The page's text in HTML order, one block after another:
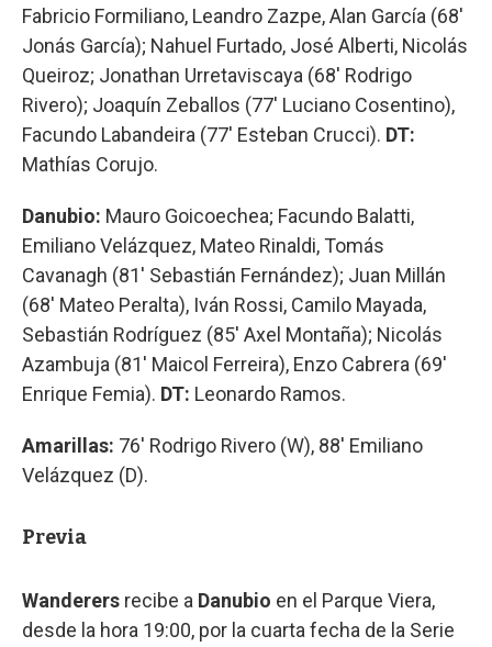
Fabricio Formiliano, Leandro Zazpe, Alan García (68'
Jonás García); Nahuel Furtado, José Alberti, Nicolás
Queiroz; Jonathan Urretaviscaya (68' Rodrigo
Rivero); Joaquín Zeballos (77' Luciano Cosentino),
Facundo Labandeira (77' Esteban Crucci). DT:
Mathías Corujo.
Danubio: Mauro Goicoechea; Facundo Balatti,
Emiliano Velázquez, Mateo Rinaldi, Tomás
Cavanagh (81' Sebastián Fernández); Juan Millán
(68' Mateo Peralta), Iván Rossi, Camilo Mayada,
Sebastián Rodríguez (85' Axel Montaña); Nicolás
Azambuja (81' Maicol Ferreira), Enzo Cabrera (69'
Enrique Femia). DT: Leonardo Ramos.
Amarillas: 76' Rodrigo Rivero (W), 88' Emiliano
Velázquez (D).
Previa
Wanderers recibe a Danubio en el Parque Viera,
desde la hora 19:00, por la cuarta fecha de la Serie